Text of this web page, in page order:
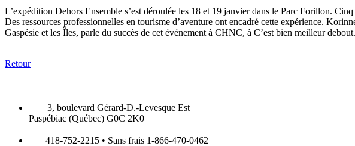
L’expédition Dehors Ensemble s’est déroulée les 18 et 19 janvier dans le Parc Forillon.
Des ressources professionnelles en tourisme d’aventure ont encadré cette expérience.
Gaspésie et les Îles, parle du succès de cet événement à CHNC, à C’est bien meilleur debout.
Retour
3, boulevard Gérard-D.-Levesque Est
Paspébiac (Québec) G0C 2K0
418-752-2215 • Sans frais 1-866-470-0462